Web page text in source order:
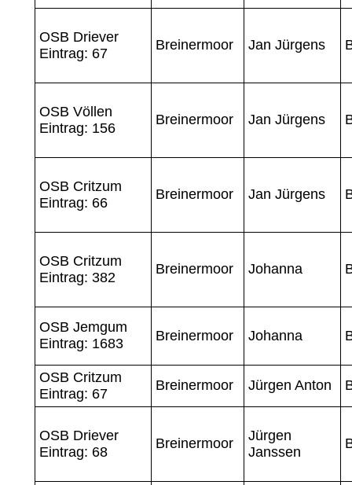
OSB Driever
Eintrag: 67
Breinermoor Jan Jürgens
OSB Völlen
Eintrag: 156
Breinermoor Jan Jürgens
OSB Critzum
Eintrag: 66
Breinermoor Jan Jürgens
OSB Critzum
Eintrag: 382
Breinermoor Johanna
OSB Jemgum
Eintrag: 1683
Breinermoor Johanna
OSB Critzum
Eintrag: 67
Breinermoor Jürgen Anton
OSB Driever
Eintrag: 68
Breinermoor
Jürgen
Janssen